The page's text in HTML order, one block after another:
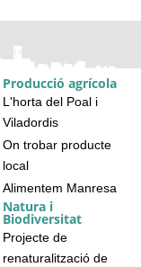
Producció agrícola
L'horta del Poal i
Viladordis
On trobar producte
local
Alimentem Manresa
Natura i
Biodiversitat
Projecte de
renaturalització de